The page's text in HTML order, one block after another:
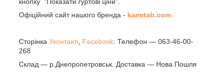
Офіційний сайт нашого бренда - kamrtab.com
Сторінка Уконтакті Facebook . Телефон — 063-46-00-
268
Склад — р.Днепропетровськ. Доставка — Нова Пошля